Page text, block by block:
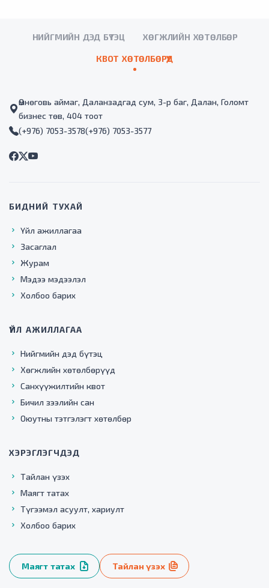
НИЙГМИЙН ДЭД БҮТЭЦ ХӨГЖЛИЙН ХӨТӨЛБӨР
КВОТ ХӨТӨЛБӨРҮҮД
Өмнөговь аймаг, Даланзадгад сум, 3-р баг, Далан, Голомт
бизнес төв, 404 тоот
(+976) 7053-3578(+976) 7053-3577
БИДНИЙ ТУХАЙ
Үйл ажиллагаа
Засаглал
Журам
Мэдээ мэдээлэл
Холбоо барих
ҮЙЛ АЖИЛЛАГАА
Нийгмийн дэд бүтэц
Хөгжлийн хөтөлбөрүүд
Санхүүжилтийн квот
Бичил зээлийн сан
Оюутны тэтгэлэгт хөтөлбөр
ХЭРЭГЛЭГЧДЭД
Тайлан үзэх
Маягт татах
Түгээмэл асуулт, хариулт
Холбоо барих
Маягт татах Тайлан үзэх